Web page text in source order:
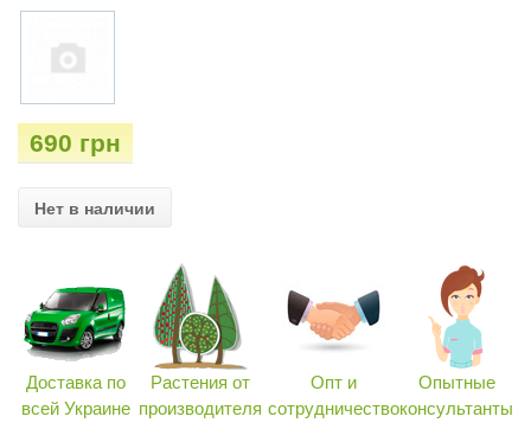
690 грн
Нет в наличии
Доставка по
всей Украине
Растения от
производителя
Опт и
сотрудничество
Опытные
консультанты